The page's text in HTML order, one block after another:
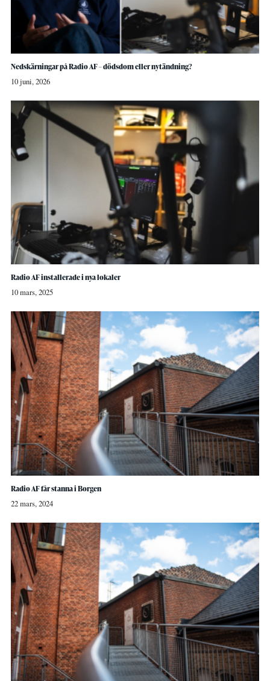
Nedskärningar på Radio AF – dödsdom eller nytändning?
10 juni, 2026
Radio AF installerade i nya lokaler
10 mars, 2025
Radio AF får stanna i Borgen
22 mars, 2024